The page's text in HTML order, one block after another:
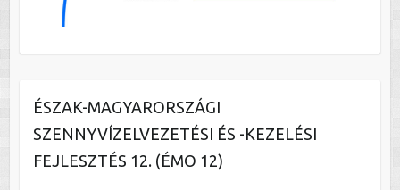
ÉSZAK-MAGYARORSZÁGI
SZENNYVÍZELVEZETÉSI ÉS -KEZELÉSI
FEJLESZTÉS 12. (ÉMO 12)